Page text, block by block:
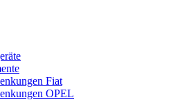
Fiat
OPEL